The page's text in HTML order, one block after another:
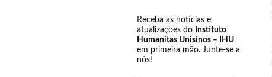
Receba as notícias e
atualizações do Instituto
Humanitas Unisinos – IHU
em primeira mão. Junte-se a
nós!